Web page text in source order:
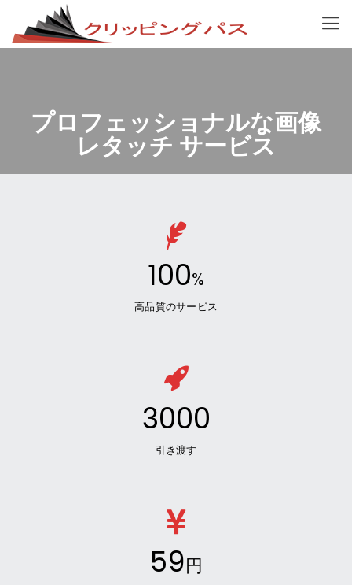
プロフェッショナルな画像
レタッチ サービス
100%
高品質のサービス
3000
引き渡す
59円